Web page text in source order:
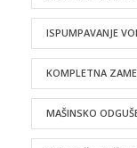
ISPUMPAVANJE
KOMPLETNA
MAŠINSKO